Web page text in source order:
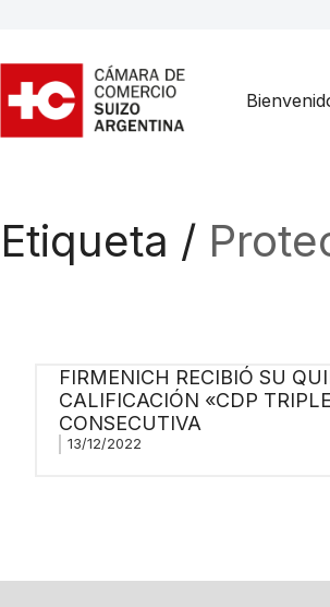
Etiqueta /
FIRMENICH RECIBIÓ SU
CALIFICACIÓN «CDP
CONSECUTIVA
13/12/2022